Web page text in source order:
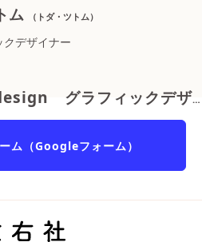
ム （トダ・ツトム）
クデザイナー
『季刊graphic / design グラフィックデザイン2号』
ム（Googleフォーム）